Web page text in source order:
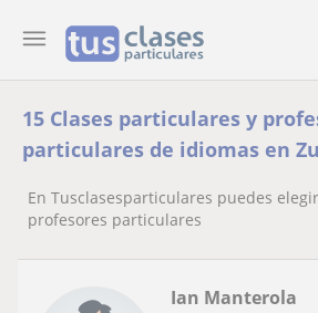
15 Clases particulares y
particulares de idiomas en
En Tusclasesparticulares puedes
profesores particulares
Ian Manterola